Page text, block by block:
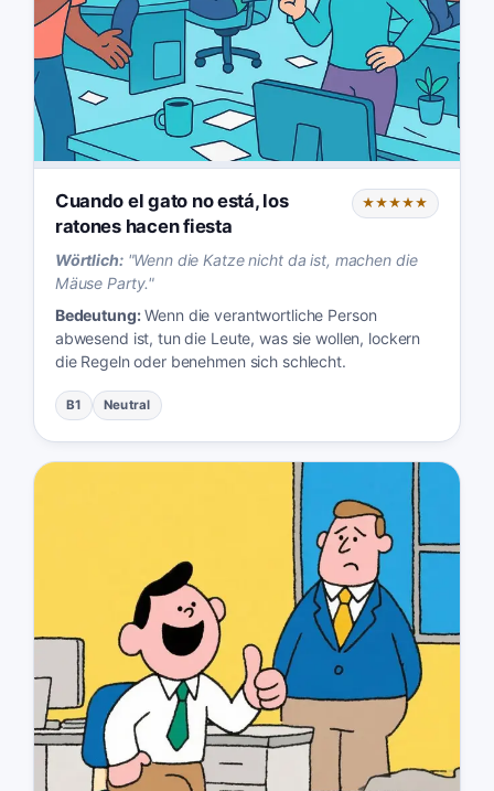
Cuando el gato no está, los
ratones hacen fiesta
★★★★★
Wörtlich:"Wenn die Katze nicht da ist, machen die
Mäuse Party."
Bedeutung: Wenn die verantwortliche Person
abwesend ist, tun die Leute, was sie wollen, lockern
die Regeln oder benehmen sich schlecht.
B1 Neutral